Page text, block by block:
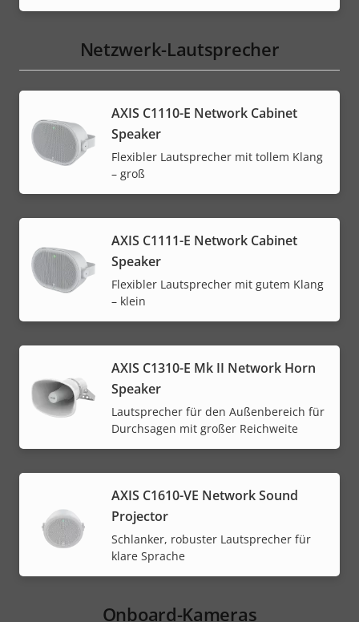
Netzwerk-Lautsprecher
AXIS C1110-E Network Cabinet
Speaker
Flexibler Lautsprecher mit tollem Klang
– groß
AXIS C1111-E Network Cabinet
Speaker
Flexibler Lautsprecher mit gutem Klang
– klein
AXIS C1310-E Mk II Network Horn
Speaker
Lautsprecher für den Außenbereich für
Durchsagen mit großer Reichweite
AXIS C1610-VE Network Sound
Projector
Schlanker, robuster Lautsprecher für
klare Sprache
Onboard-Kameras